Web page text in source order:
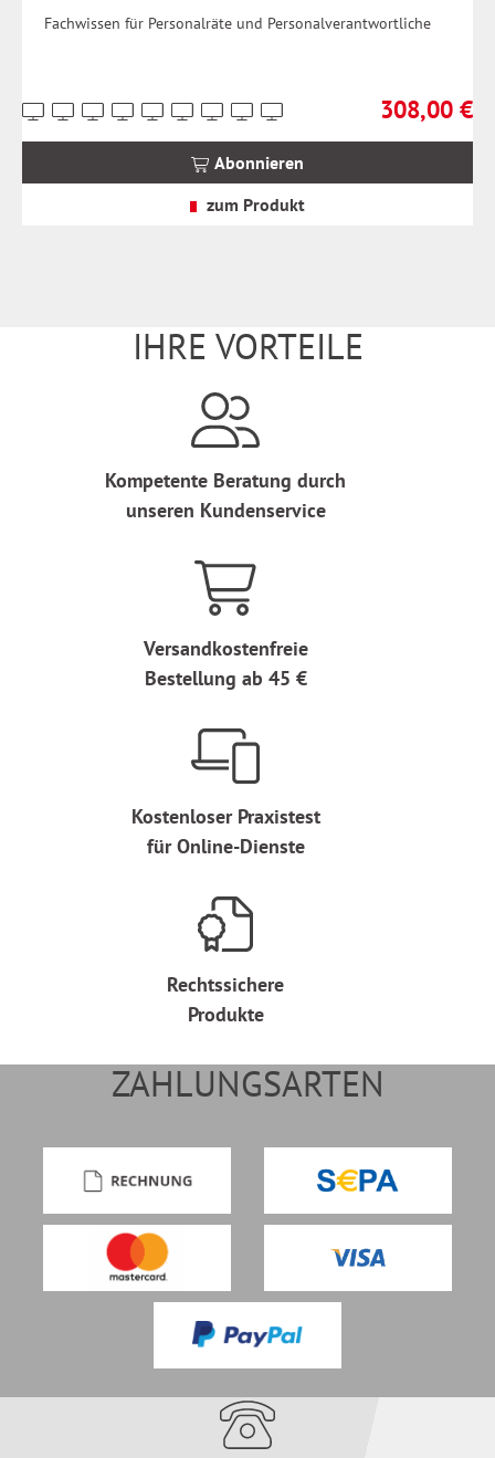
Fachwissen für Personalräte und Personalverantwortliche
Regulärer
308,00 €
Preise
Abonnieren
zum Produkt
IHRE VORTEILE
Kompetente Beratung durch
unseren Kundenservice
Versandkostenfreie
Bestellung ab 45 €
Kostenloser Praxistest
für Online-Dienste
Rechtssichere
Produkte
ZAHLUNGSARTEN